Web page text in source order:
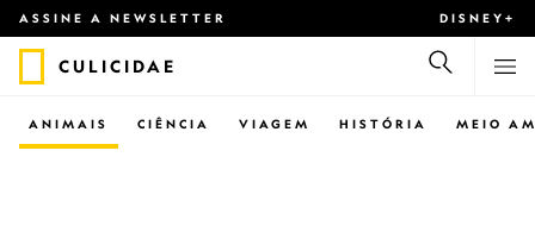
ASSINE A NEWSLETTER DISNEY+
CULICIDAE
CIÊNCIA VIAGEM
ANIMAIS HISTÓRIA MEIO